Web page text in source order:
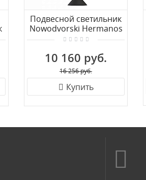
Подвесной светильник
Nowodvorski Hermanos
8103
10 160 руб.
16 256 руб.
Купить